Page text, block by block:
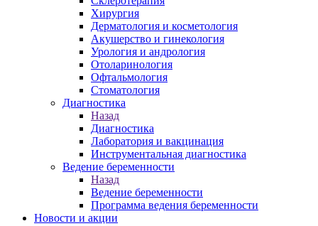
Хирургия
Дерматология и косметология
Акушерство и гинекология
Урология и андрология
Отоларинология
Офтальмология
Стоматология
Диагностика
Назад
Диагностика
Лаборатория и вакцинация
Инструментальная диагностика
Ведение беременности
Назад
Ведение беременности
Программа ведения беременности
Новости и акции